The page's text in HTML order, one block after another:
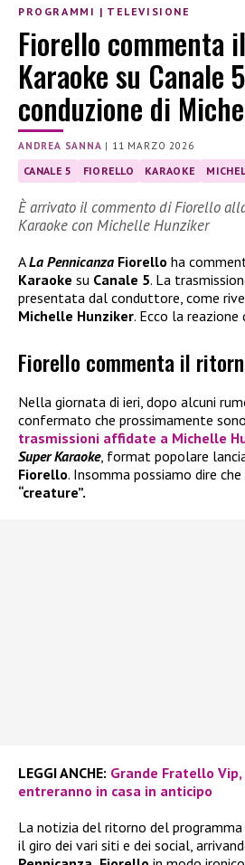
PROGRAMMI | TELEVISIONE
Fiorello commenta
Karaoke su Canale
conduzione di
ANDREA SANNA | 11 MARZO 2026
CANALE 5 FIORELLO KARAOKE
È arrivato il commento di Fiorello
Karaoke con Michelle Hunziker
ALa Pennicanza Fiorello ha
Karaoke su Canale 5. La
presentata dal conduttore, come
Michelle Hunziker. Ecco la reazione
Fiorello commenta il
Nella giornata di ieri, dopo alcuni
confermato che prossimamente sono
trasmissioni affidate a Michelle
Super Karaoke, format popolare
Fiorello. Insomma possiamo dire
“creature”.
LEGGI ANCHE: Grande Fratello
entreranno in casa in anticipo
La notizia del ritorno del
il giro dei vari siti e dei social,